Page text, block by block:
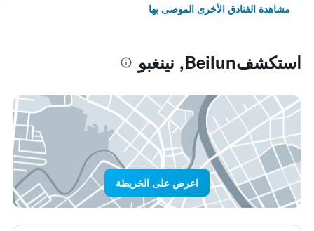
مشاهدة الفنادق الأخرى الموصى بها
استكشفBeilun, نينغبو
اعرض على الخريطة